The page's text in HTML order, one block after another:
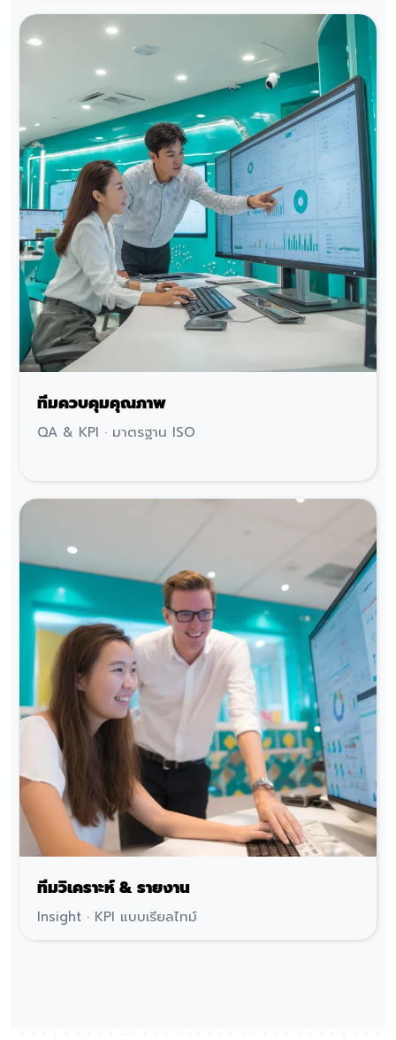
ทีมควบคุมคุณภาพ
QA & KPI · มาตรฐาน ISO
ทีมวิเคราะห์ & รายงาน
Insight · KPI แบบเรียลไทม์